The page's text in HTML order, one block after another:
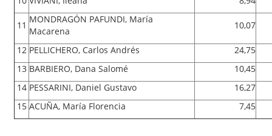
11
MONDRAGÓN PAFUNDI, María
Macarena
10,07
12 PELLICHERO, Carlos Andrés
24,75
13 BARBIERO, Dana Salomé
10,45
14 PESSARINI, Daniel Gustavo
16,27
15 ACUÑA, María Florencia 7,45